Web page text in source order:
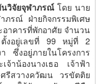
นวิจัยจุฬาภรณ์โดย นาย
ภรณ์ ฝ่ายกิจกรรมพิเศษ
าคารที่พักอาศัย จำนวน
งอยู่เลขที่ 99 หมู่ที่ 2
ซึ่งอยู่ภายในโครงการ
จ้าน้องนางเธอ เจ้าฟ้า
รีสวางควัฒน วรขัตติย